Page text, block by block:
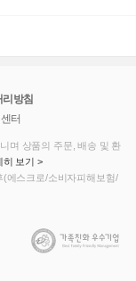
방침
터
며 상품의 주문, 배송 및 환
히 보기 >
에스크로/소비자피해보험/